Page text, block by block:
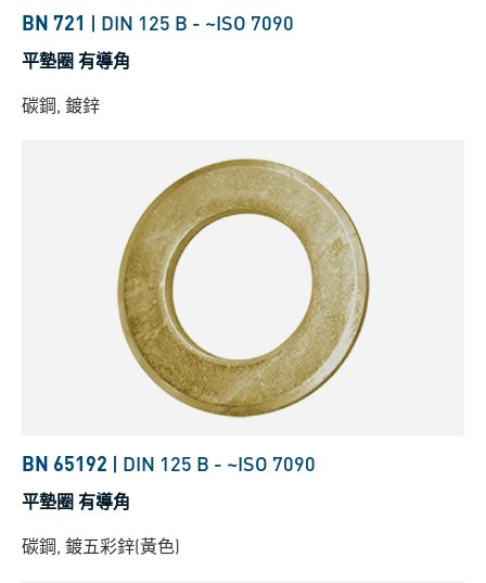
BN 721 | DIN 125 B - ~ISO 7090
平墊圈 有導角
碳鋼, 鍍鋅
BN 65192 | DIN 125 B - ~ISO 7090
平墊圈 有導角
碳鋼, 鍍五彩鋅(黃色)